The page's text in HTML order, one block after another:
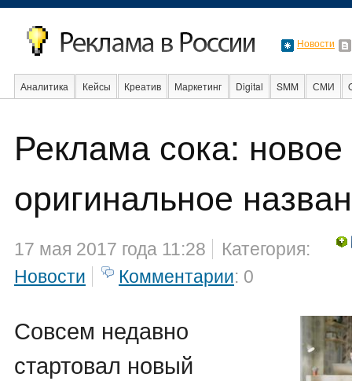
Новости
Аналитика Кейсы Креатив Маркетинг Digital SMM СМИ
Реклама сока: новое
оригинальное
17 мая 2017 года 11:28
Категория:
Новости
Комментарии: 0
Совсем недавно
стартовал новый